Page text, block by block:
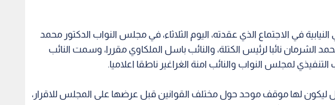
في الاجتماع الذي عقدته، اليوم الثلاثاء، في مجلس النواب الدكتور محمد
الشرمان نائبا لرئيس الكتلة، والنائب باسل الملكاوي مقررا، وسمت النائب
لمجلس النواب والنائب امنة الغراغير ناطقا اعلاميا.
لها موقف موحد حول مختلف القوانين قبل عرضها على المجلس للاقرار،